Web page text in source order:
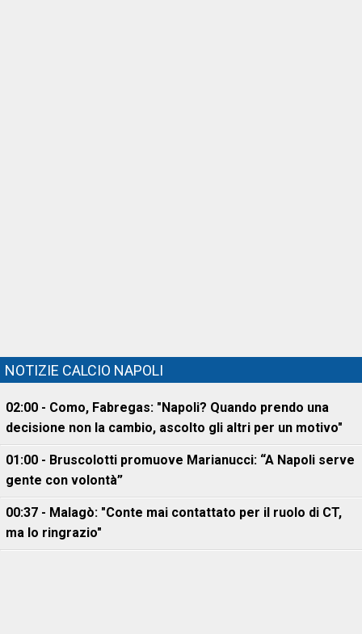
NOTIZIE CALCIO NAPOLI
02:00 - Como, Fabregas: "Napoli? Quando prendo una
decisione non la cambio, ascolto gli altri per un motivo"
01:00 - Bruscolotti promuove Marianucci: “A Napoli serve
gente con volontà”
00:37 - Malagò: "Conte mai contattato per il ruolo di CT,
ma lo ringrazio"